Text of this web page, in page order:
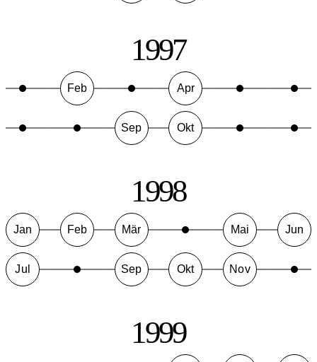
1997
Feb Apr
Sep Okt
1998
Jan Feb Mär Mai Jun
Jul Sep Okt Nov
1999